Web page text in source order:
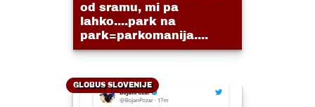
od sramu, mi pa
lahko....park na
park=parkomanija....
GLOBUS SLOVENIJE